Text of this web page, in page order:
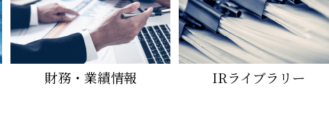
財務・業績情報 IRライブラリー